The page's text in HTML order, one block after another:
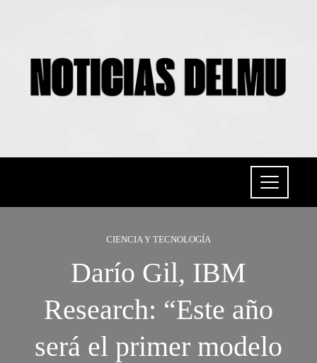
CIENCIA Y TECNOLOGÍA
Darío Gil, IBM
Research: “Este año
será el primer modelo